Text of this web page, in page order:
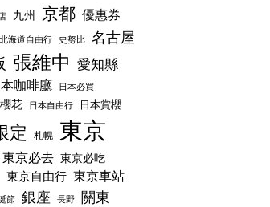
九州 京都 優惠券
北海道自由行 史努比 名古屋
張維中 愛知縣
咖啡廳 日本必買
花 日本自由行 日本賞櫻
定 札幌 東京
東京必去 東京必吃
東京自由行 東京車站
節 銀座 長野 關東